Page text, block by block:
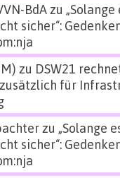
BdAzu
sicher“:
zu DSW21
für
zu „Solange
sicher“: